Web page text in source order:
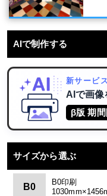
AIで制作する
新サービス
AIで画像
β版 期
サイズから選ぶ
B0
B0印刷